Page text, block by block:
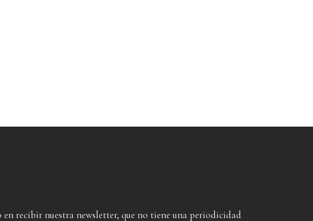
en recibir nuestra newsletter, que no tiene una periodicidad